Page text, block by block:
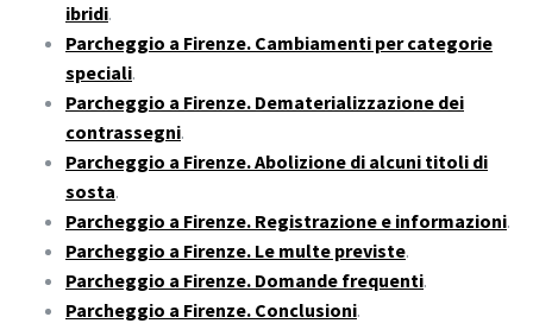
ibridi.
Parcheggio a Firenze. Cambiamenti per categorie
speciali.
Parcheggio a Firenze. Dematerializzazione dei
contrassegni.
Parcheggio a Firenze. Abolizione di alcuni titoli di
sosta.
Parcheggio a Firenze. Registrazione e informazioni.
Parcheggio a Firenze. Le multe previste.
Parcheggio a Firenze. Domande frequenti.
Parcheggio a Firenze. Conclusioni.